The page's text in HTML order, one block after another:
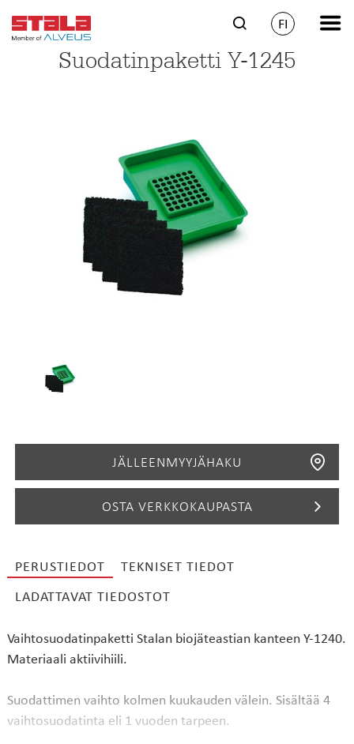
FI
Suodatinpaketti Y-1245
JÄLLEENMYYJÄHAKU
HAE
OSTA VERKKOKAUPASTA
PERUSTIEDOT
TEKNISET TIEDOT
LADATTAVAT TIEDOSTOT
Vaihtosuodatinpaketti Stalan biojäteastian kanteen Y-1240.
Materiaali aktiivihiili.
Suodattimen vaihto kolmen kuukauden välein. Sisältää 4
vaihtosuodatinta eli 1 vuoden tarpeen.